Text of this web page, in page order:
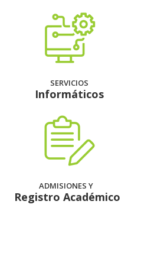
SERVICIOS
Informáticos
ADMISIONES Y
Registro Académico